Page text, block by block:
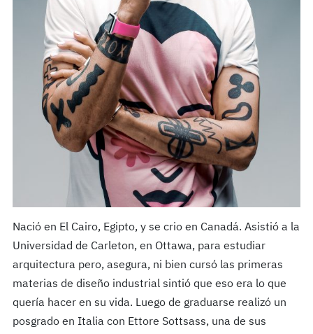
Nació en El Cairo, Egipto, y se crio en Canadá. Asistió a la
Universidad de Carleton, en Ottawa, para estudiar
arquitectura pero, asegura, ni bien cursó las primeras
materias de diseño industrial sintió que eso era lo que
quería hacer en su vida. Luego de graduarse realizó un
posgrado en Italia con Ettore Sottsass, una de sus